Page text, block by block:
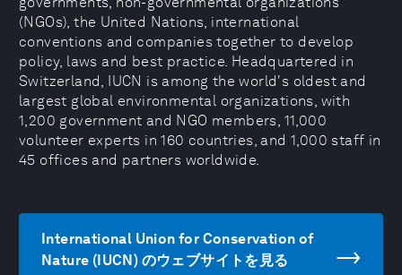
(NGOs), the United Nations, international
conventions and companies together to develop
policy, laws and best practice. Headquartered in
Switzerland, IUCN is among the world's oldest and
largest global environmental organizations, with
1,200 government and NGO members, 11,000
volunteer experts in 160 countries, and 1,000 staff in
45 offices and partners worldwide.
International Union for Conservation of
Nature (IUCN) のウェブサイトを見る